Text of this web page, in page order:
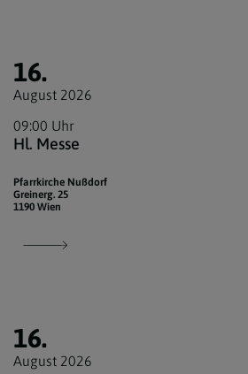
16.
August 2026
09:00 Uhr
Hl. Messe
Pfarrkirche Nußdorf
Greinerg. 25
1190 Wien
16.
August 2026